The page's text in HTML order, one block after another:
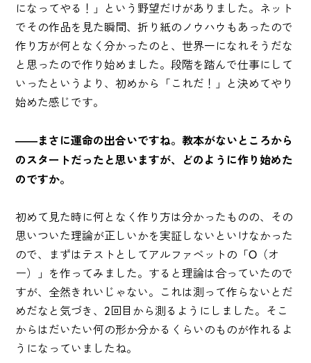
になってやる！」という野望だけがありました。ネット
でその作品を見た瞬間、折り紙のノウハウもあったので
作り方が何となく分かったのと、世界一になれそうだな
と思ったので作り始めました。段階を踏んで仕事にして
いったというより、初めから「これだ！」と決めてやり
始めた感じです。
――まさに運命の出合いですね。教本がないところから
のスタートだったと思いますが、どのように作り始めた
のですか。
初めて見た時に何となく作り方は分かったものの、その
思いついた理論が正しいかを実証しないといけなかった
ので、まずはテストとしてアルファベットの「O（オ
ー）」を作ってみました。すると理論は合っていたので
すが、全然きれいじゃない。これは測って作らないとだ
めだなと気づき、2回目から測るようにしました。そこ
からはだいたい何の形か分かるくらいのものが作れるよ
うになっていましたね。